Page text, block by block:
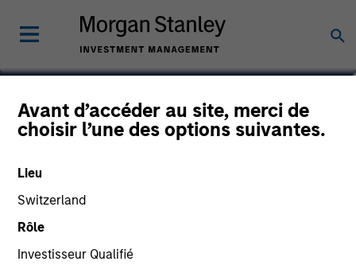
Avant d’accéder au site, merci de
choisir l’une des options suivantes.
Lieu
Switzerland
Rôle
Investisseur Qualifié
Paul Psaila
Co-Head of Emerging Markets Equity